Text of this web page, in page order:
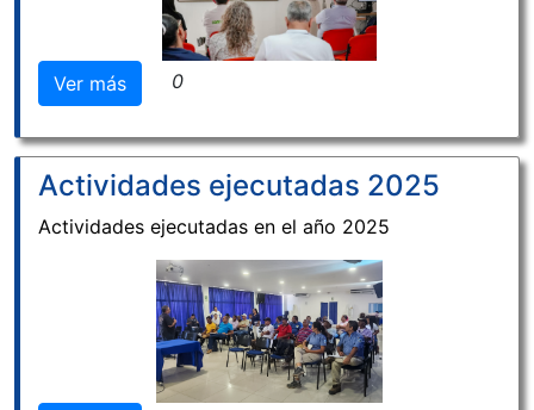
Ver más 0
Actividades ejecutadas 2025
Actividades ejecutadas en el año 2025